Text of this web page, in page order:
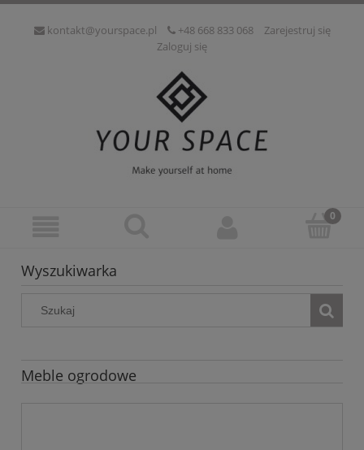
kontakt@yourspace.pl +48 668 833 068
Zarejestruj się
Zaloguj się
Wyszukiwarka
Meble ogrodowe